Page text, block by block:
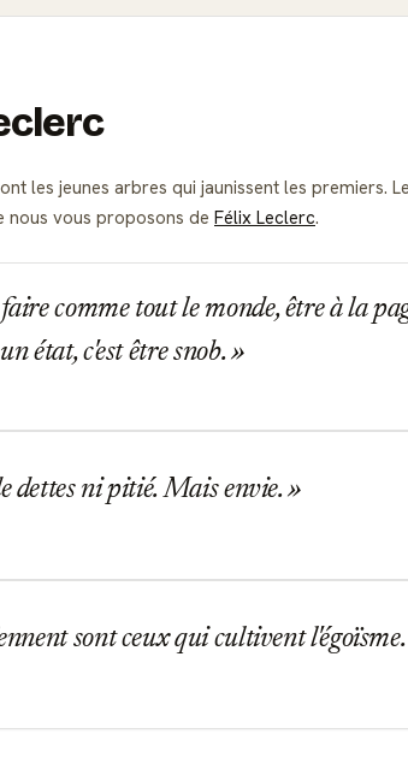
les jeunes arbres qui jaunissent les premiers.
nous vous proposons de Félix Leclerc.
comme tout le monde, être à la
état, c'est être snob.
dettes ni pitié. Mais envie.
sont ceux qui cultivent